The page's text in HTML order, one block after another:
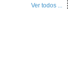
Ver todos ...